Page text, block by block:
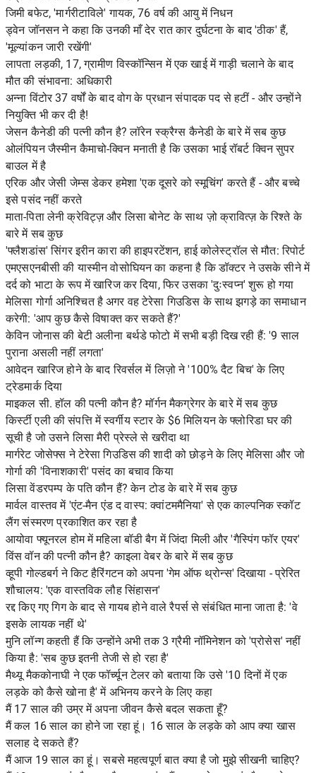
जिमी बफेट, 'मार्गरीटाविले' गायक, 76 वर्ष की आयु में निधन
ड्वेन जॉनसन ने कहा कि उनकी माँ देर रात कार दुर्घटना के बाद 'ठीक' हैं,
'मूल्यांकन जारी रखेंगी'
लापता लड़की, 17, ग्रामीण विस्कॉन्सिन में एक खाई में गाड़ी चलाने के बाद
मौत की संभावना: अधिकारी
अन्ना विंटोर 37 वर्षों के बाद वोग के प्रधान संपादक पद से हटीं - और उन्होंने
नियुक्ति भी कर दी है!
जेसन कैनेडी की पत्नी कौन है? लॉरेन स्क्रैग्स कैनेडी के बारे में सब कुछ
ओलंपियन जैस्मीन कैमाचो-क्विन मनाती है कि उसका भाई रॉबर्ट क्विन सुपर
बाउल में है
एरिक और जेसी जेम्स डेकर हमेशा 'एक दूसरे को स्मूचिंग' करते हैं - और बच्चे
इसे पसंद नहीं करते
माता-पिता लेनी क्रेविट्ज़ और लिसा बोनेट के साथ ज़ो क्रावित्ज़ के रिश्ते के
बारे में सब कुछ
'फ्लैशडांस' सिंगर इरीन कारा की हाइपरटेंशन, हाई कोलेस्ट्रॉल से मौत: रिपोर्ट
एमएसएनबीसी की यास्मीन वोसोघियन का कहना है कि डॉक्टर ने उसके सीने में
दर्द को भाटा के रूप में खारिज कर दिया, फिर उसका 'दुःस्वप्न' शुरू हो गया
मेलिसा गोर्गा अनिश्चित है अगर वह टेरेसा गिउडिस के साथ झगड़े का समाधान
करेगी: 'आप कुछ कैसे विषाक्त कर सकते हैं?'
केविन जोनास की बेटी अलीना बर्थडे फोटो में सभी बड़ी दिख रही हैं: '9 साल
पुराना असली नहीं लगता'
आवेदन खारिज होने के बाद रिवर्सल में लिज़ो ने '100% दैट बिच' के लिए
ट्रेडमार्क दिया
माइकल सी. हॉल की पत्नी कौन है? मॉर्गन मैकग्रेगर के बारे में सब कुछ
किर्स्टी एली की संपत्ति में स्वर्गीय स्टार के $6 मिलियन के फ्लोरिडा घर की
सूची है जो उसने लिसा मैरी प्रेस्ले से खरीदा था
मार्गरेट जोसेफ्स ने टेरेसा गिउडिस की शादी को छोड़ने के लिए मेलिसा और जो
गोर्गा की 'विनाशकारी' पसंद का बचाव किया
लिसा वेंडरपम्प के पति कौन हैं? केन टोड के बारे में सब कुछ
मार्वल वास्तव में 'एंट-मैन एंड द वास्प: क्वांटममैनिया' से एक काल्पनिक स्कॉट
लैंग संस्मरण प्रकाशित कर रहा है
आयोवा फ्यूनरल होम में महिला बॉडी बैग में जिंदा मिली और 'गैस्पिंग फॉर एयर'
विंस वॉन की पत्नी कौन है? काइला वेबर के बारे में सब कुछ
व्हूपी गोल्डबर्ग ने किट हैरिंगटन को अपना 'गेम ऑफ थ्रोन्स' दिखाया - प्रेरित
शौचालय: 'एक वास्तविक लौह सिंहासन'
रद्द किए गए गिग के बाद से गायब होने वाले रैपर्स से संबंधित माना जाता है: 'वे
इसके लायक नहीं थे'
मुनि लॉन्ग कहती हैं कि उन्होंने अभी तक 3 ग्रैमी नॉमिनेशन को 'प्रोसेस' नहीं
किया है: 'सब कुछ इतनी तेजी से हो रहा है'
मैथ्यू मैककोनाघी ने एक फॉर्च्यून टेलर को बताया कि उसे '10 दिनों में एक
लड़के को कैसे खोना है' में अभिनय करने के लिए कहा
मैं 17 साल की उम्र में अपना जीवन कैसे बदल सकता हूँ?
मैं कल 16 साल का होने जा रहा हूं। 16 साल के लड़के को आप क्या खास
सलाह दे सकते हैं?
मैं आज 19 साल का हूं। सबसे महत्वपूर्ण बात क्या है जो मुझे सीखनी चाहिए?